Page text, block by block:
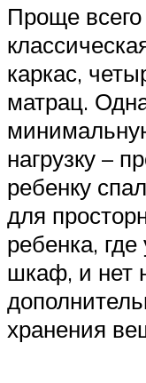
Проще всего
каркас,
матрац.
нагрузку –
ребенку
для
ребенка,
шкаф, и нет
хранения